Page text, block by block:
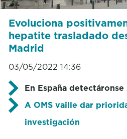
Evoluciona
hepatite trasladado
Madrid
03/05/2022 14:36
En España detectáronse
A OMS vaille dar
investigación